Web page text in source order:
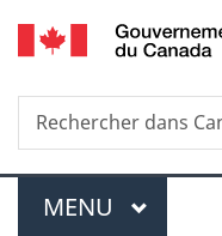
Recherche
Rechercher
dans
Menu
MENU PRINCIPAL